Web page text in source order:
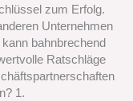
zum Erfolg.
Unternehmen
bahnbrechend
Ratschläge
1.